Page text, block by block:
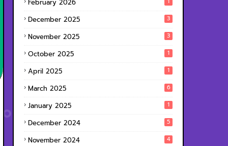
February 2026
December 2025 3
November 2025 3
October 2025 1
April 2025 1
March 2025 6
January 2025 1
December 2024 5
November 2024 4